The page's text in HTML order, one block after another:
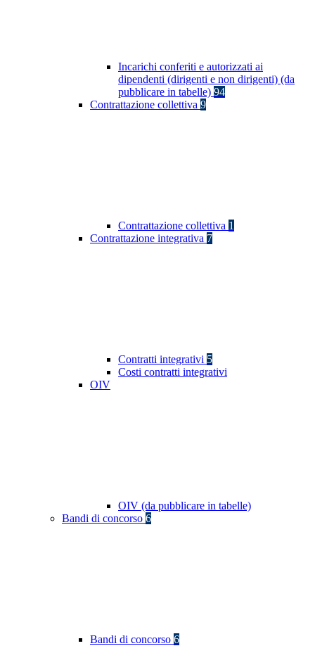
Incarichi conferiti e autorizzati ai
dipendenti (dirigenti e non dirigenti) (da
pubblicare in tabelle) 94
Contrattazione collettiva 9
Contrattazione collettiva 1
Contrattazione integrativa 7
Contratti integrativi 5
Costi contratti integrativi
OIV
OIV (da pubblicare in tabelle)
Bandi di concorso 6
Bandi di concorso 6